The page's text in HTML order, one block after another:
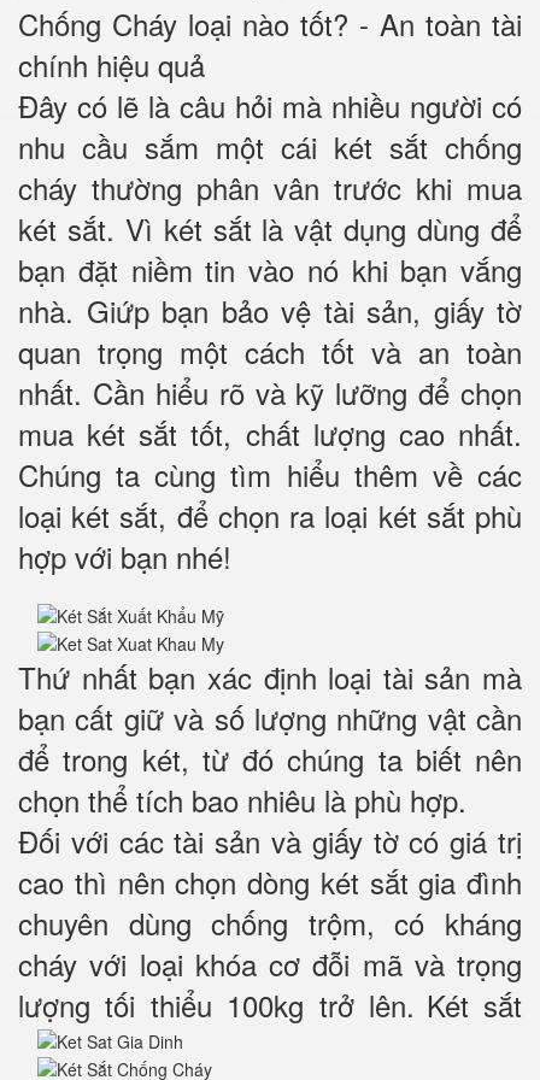
Chống Cháy loại nào tốt? - An toàn tài
chính hiệu quả
Đây có lẽ là câu hỏi mà nhiều người có
nhu cầu sắm một cái két sắt chống
cháy thường phân vân trước khi mua
két sắt. Vì két sắt là vật dụng dùng để
bạn đặt niềm tin vào nó khi bạn vắng
nhà. Giứp bạn bảo vệ tài sản, giấy tờ
quan trọng một cách tốt và an toàn
nhất. Cần hiểu rõ và kỹ lưỡng để chọn
mua két sắt tốt, chất lượng cao nhất.
Chúng ta cùng tìm hiểu thêm về các
loại két sắt, để chọn ra loại két sắt phù
hợp với bạn nhé!
Thứ nhất bạn xác định loại tài sản mà
bạn cất giữ và số lượng những vật cần
để trong két, từ đó chúng ta biết nên
chọn thể tích bao nhiêu là phù hợp.
Đối với các tài sản và giấy tờ có giá trị
cao thì nên chọn dòng két sắt gia đình
chuyên dùng chống trộm, có kháng
cháy với loại khóa cơ đỗi mã và trọng
lượng tối thiểu 100kg trở lên. Két sắt